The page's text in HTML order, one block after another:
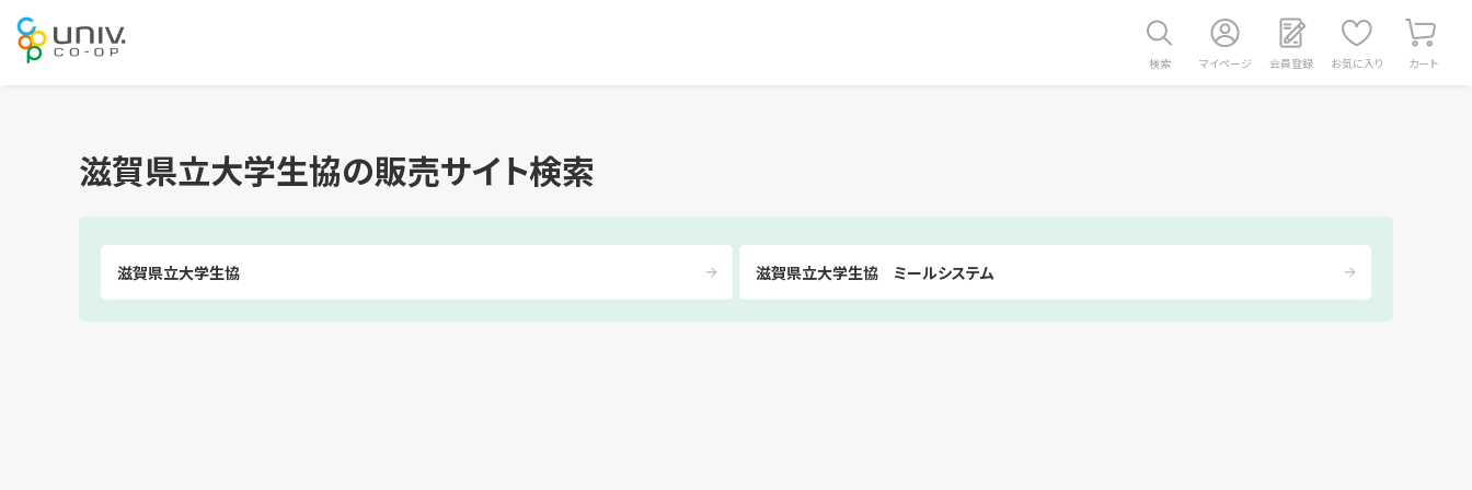
検索 マイページ 会員登録 お気に入り カート
滋賀県立大学生協の販売サイト検索
滋賀県立大学生協 滋賀県立大学生協 ミールシステム